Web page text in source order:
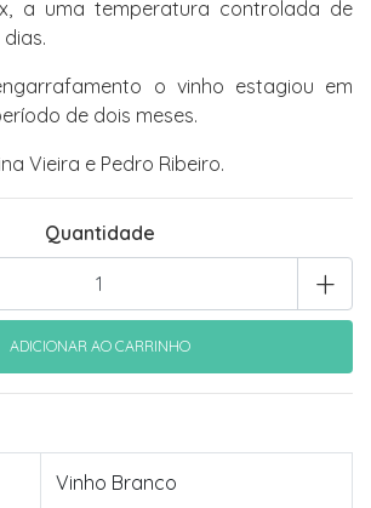
a uma temperatura controlada de
dias.
o vinho estagiou em
de dois meses.
Vieira e Pedro Ribeiro.
Quantidade
+
Vinho Branco